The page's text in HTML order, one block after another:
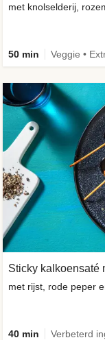
met knolselderij,
50 min
Sticky kalkoensaté
met rijst, rode peper
40 min Verbeterd